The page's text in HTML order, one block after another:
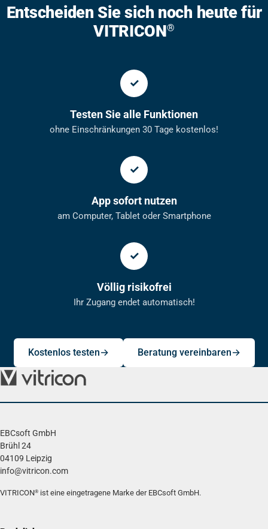
Entscheiden Sie sich noch heute für
VITRICON®
Testen Sie alle Funktionen
ohne Einschränkungen 30 Tage kostenlos!
App sofort nutzen
am Computer, Tablet oder Smartphone
Völlig risikofrei
Ihr Zugang endet automatisch!
Kostenlos testen Beratung vereinbaren
EBCsoft GmbH
Brühl 24
04109 Leipzig
info@vitricon.com
VITRICON® ist eine eingetragene Marke der EBCsoft GmbH.